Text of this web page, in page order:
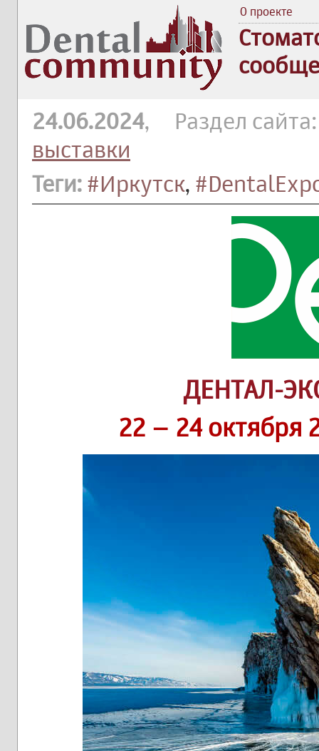
О проекте
24.06.2024, Раздел
выставки
Теги: #Иркутск,
ДЕНТАЛ-
22 – 24 октября